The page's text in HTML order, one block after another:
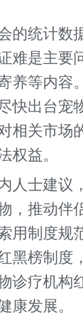
统计数
难是主要
养等内容
快出台宠
相关市场
权益。
士建议
，推动伴
用制度规
黑榜制度
诊疗机构
康发展。